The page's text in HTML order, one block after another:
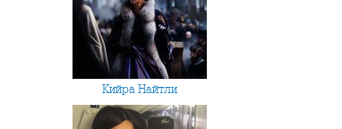
Кийра Найтли